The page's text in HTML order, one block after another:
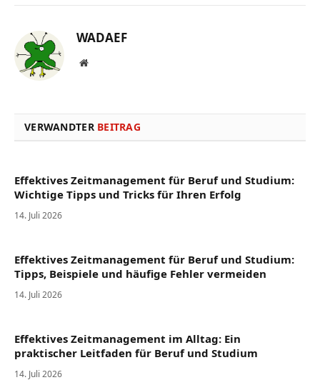
WADAEF
Website
VERWANDTER BEITRAG
Effektives Zeitmanagement für Beruf und Studium:
Wichtige Tipps und Tricks für Ihren Erfolg
14. Juli 2026
Effektives Zeitmanagement für Beruf und Studium:
Tipps, Beispiele und häufige Fehler vermeiden
14. Juli 2026
Effektives Zeitmanagement im Alltag: Ein
praktischer Leitfaden für Beruf und Studium
14. Juli 2026